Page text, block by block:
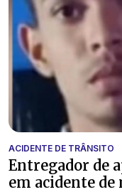
ACIDENTE DE TRÂNSITO
Entregador de
em acidente de